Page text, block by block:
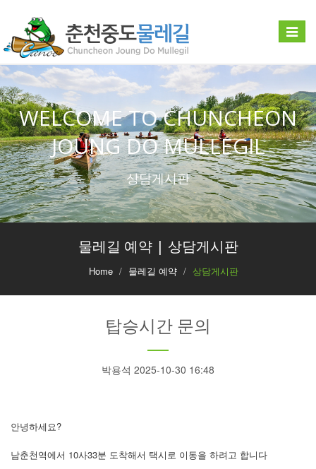
Toggle
WELCOME TO CHUNCHEON
JOUNG DO MULLEGIL
상담게시판
물레길 예약 | 상담게시판
Home 물레길 예약 상담게시판
탑승시간 문의
박용석 2025-10-30 16:48
안녕하세요?
남춘천역에서 10사33분 도착해서 택시로 이동을 하려고 합니다